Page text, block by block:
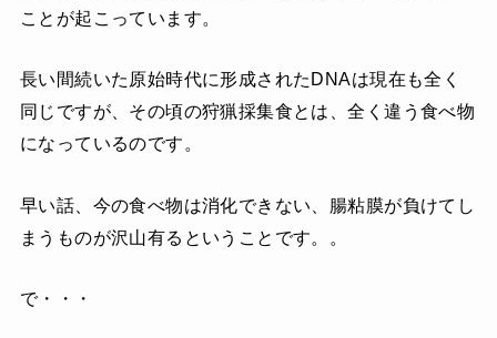
ことが起こっています。
長い間続いた原始時代に形成されたDNAは現在も全く
同じですが、その頃の狩猟採集食とは、全く違う食べ物
になっているのです。
早い話、今の食べ物は消化できない、腸粘膜が負けてし
まうものが沢山有るということです。。
で・・・